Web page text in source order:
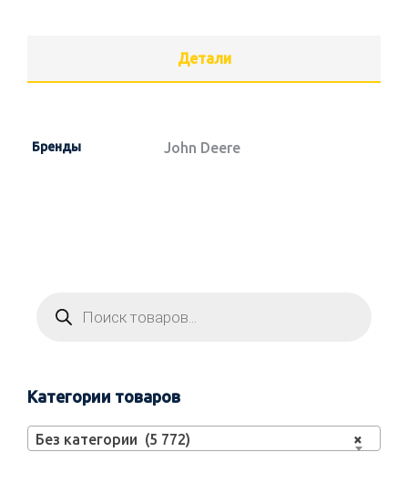
Детали
Бренды John Deere
Категории товаров
×
Без категории (5 772)